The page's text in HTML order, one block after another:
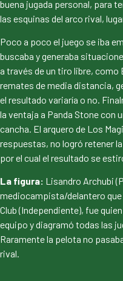
buena jugada personal, para
las esquinas del arco rival,
Poco a poco el juego se iba
buscaba y generaba
a través de un tiro libre,
remates de media distancia,
el resultado variaría o no.
la ventaja a Panda Stone con
cancha. El arquero de Los
respuestas, no logró retener
por el cual el resultado se
La figura: Lisandro Archubi
mediocampista/delantero
Club (Independiente), fue
equipo y diagramó todas las
Raramente la pelota no
rival.